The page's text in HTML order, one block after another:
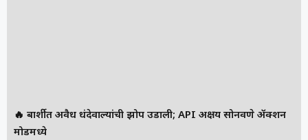
🔥 बार्शीत अवैध धंदेवाल्यांची झोप उडाली; API अक्षय सोनवणे ॲक्शन
मोडमध्ये